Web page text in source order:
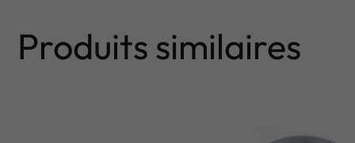
Produits similaires